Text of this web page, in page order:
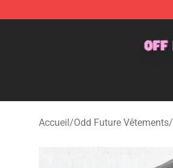
Accueil/Odd Future Vêtements/